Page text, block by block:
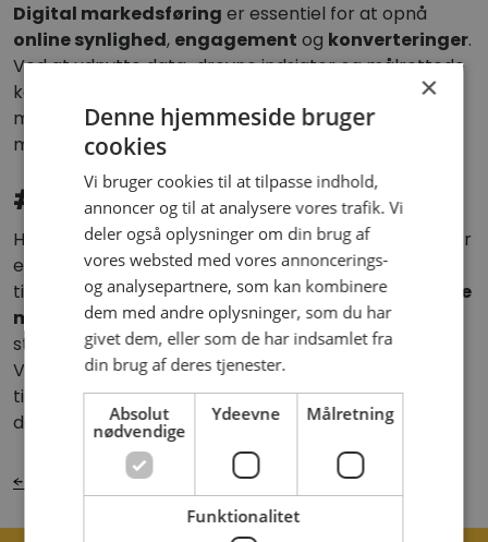
Digital markedsføring er essentiel for at opnå
online synlighed, engagement og konverteringer.
Ved at udnytte data-drevne indsigter og målrettede
kampagner kan virksomheder nå ud til deres
målgruppe mere effektivt end med traditionelle
metoder.
#OPENING Comment
Hos OPENING tror vi på, atdigital markedsføring
er
en dynamisk proces, der kræver en skræddersyet
tilgang. Vi arbejder med alt fraSEOogSEMtil
sociale
medier
oge-mail marketingfor at udvikle
strategier, der styrker din online tilstedeværelse.
Vores mål er at sikre, at din virksomhed ikke blot
tiltrækker opmærksomhed, men også konverterer
denne opmærksomhed til værdifulde kunder.
← Tilbage til oversigten
×
Denne hjemmeside bruger
cookies
Vi bruger cookies til at tilpasse indhold,
annoncer og til at analysere vores trafik. Vi
deler også oplysninger om din brug af
vores websted med vores annoncerings-
og analysepartnere, som kan kombinere
dem med andre oplysninger, som du har
givet dem, eller som de har indsamlet fra
din brug af deres tjenester.
Absolut
nødvendige
Ydeevne Målretning
Funktionalitet